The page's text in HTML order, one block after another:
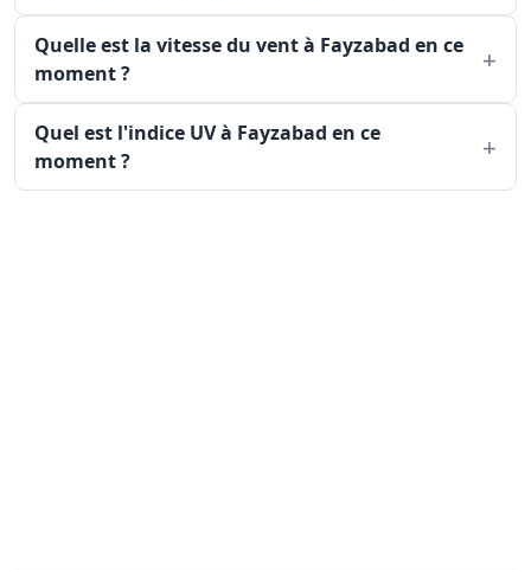
Quelle est la vitesse du vent à Fayzabad en ce
moment ?
Quel est l'indice UV à Fayzabad en ce
moment ?